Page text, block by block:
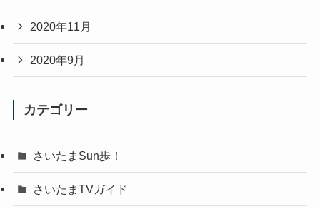
2020年11月
2020年9月
カテゴリー
さいたまSun歩！
さいたまTVガイド